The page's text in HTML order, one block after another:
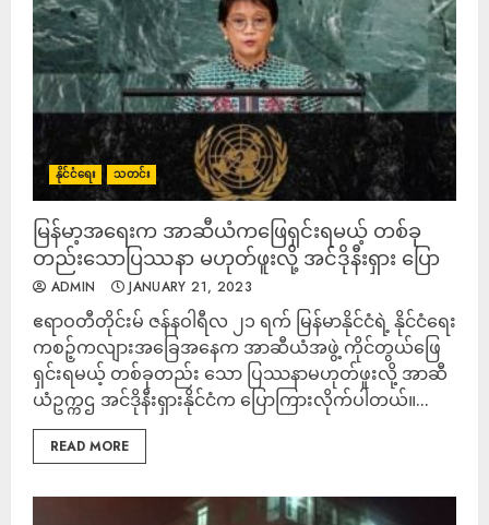
နိုင်ငံရေး သတင်း
မြန်မာ့အရေးက အာဆီယံကဖြေရှင်းရမယ့် တစ်ခု
တည်းသောပြဿနာ မဟုတ်ဖူးလို့ အင်ဒိုနီးရှား ပြော
ADMIN JANUARY 21, 2023
ဧရာဝတီတိုင်းမ် ဇန်နဝါရီလ ၂၁ ရက် မြန်မာနိုင်ငံရဲ့ နိုင်ငံရေး
ကစဉ့်ကလျားအခြေအနေက အာဆီယံအဖွဲ့ ကိုင်တွယ်ဖြေ
ရှင်းရမယ့် တစ်ခုတည်း သော ပြဿနာမဟုတ်ဖူးလို့ အာဆီ
ယံဥက္ကဌ အင်ဒိုနီးရှားနိုင်ငံက ပြောကြားလိုက်ပါတယ်။...
READ MORE